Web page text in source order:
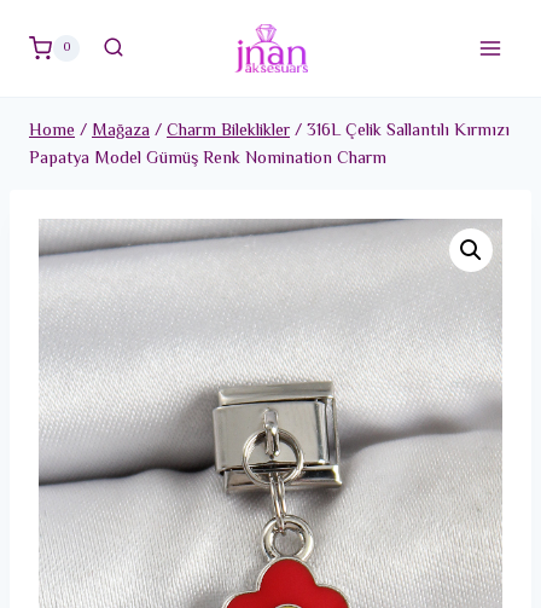
0
Home/Mağaza/Charm Bileklikler/316L Çelik Sallantılı Kırmızı
Papatya Model Gümüş Renk Nomination Charm